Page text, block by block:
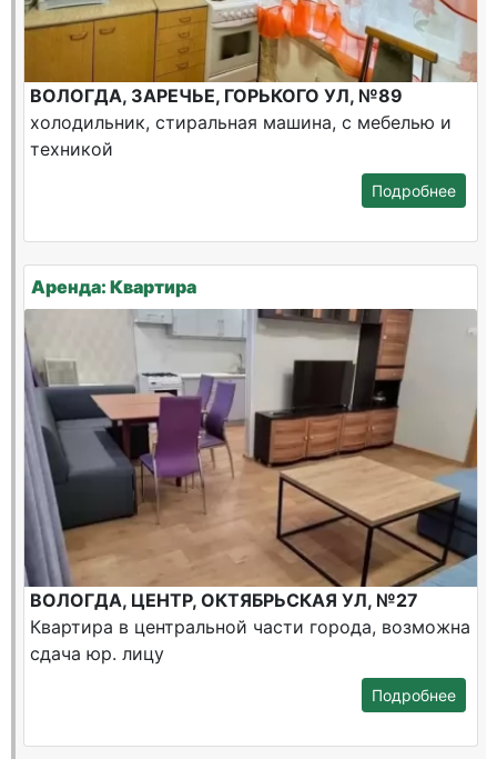
ВОЛОГДА, ЗАРЕЧЬЕ, ГОРЬКОГО УЛ, №89
холодильник, стиральная машина, с мебелью и
техникой
Подробнее
Аренда: Квартира
ВОЛОГДА, ЦЕНТР, ОКТЯБРЬСКАЯ УЛ, №27
Квартира в центральной части города, возможна
сдача юр. лицу
Подробнее